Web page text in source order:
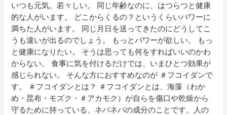
いつも元気。若々しい。 同じ年齢なのに、はつらつと健康
的な人がいます。 どこからくるの？というくらいパワーに
満ちた人がいます。 同じ月日を送ってきたのにどうしてこ
うも違いが出るのでしょう。 もっとパワーが欲しい。 もっ
と健康になりたい。 そうは思っても何をすればいいのかわ
からない。 食事に気を付けるだけでは、いまひとつ効果が
感じられない。 そんな方におすすめなのが ＃フコイダンで
す。 ＃フコイダンとは？ ＃フコイダンとは、海藻（わか
め・昆布・モズク・＃アカモク）が自らを傷口や乾燥から
守るために持っている、ネバネバの成分のことです。人の
＃
フ
コ
イ
ダ
ン
で
解
決